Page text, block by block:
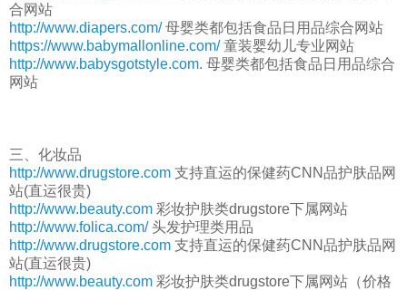
合网站
http://www.diapers.com/母婴类都包括食品日用品综合网站
https://www.babymallonline.com/童装婴幼儿专业网站
http://www.babysgotstyle.com. 母婴类都包括食品日用品综合
网站
三、化妆品
http://www.drugstore.com 支持直运的保健药CNN品护肤品网
站(直运很贵)
http://www.beauty.com 彩妆护肤类drugstore下属网站
http://www.folica.com/头发护理类用品
http://www.drugstore.com 支持直运的保健药CNN品护肤品网
站(直运很贵)
http://www.beauty.com 彩妆护肤类drugstore下属网站（价格